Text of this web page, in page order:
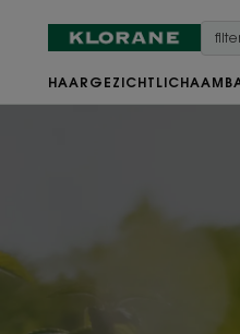
HAAR GEZICHT LICHAAM